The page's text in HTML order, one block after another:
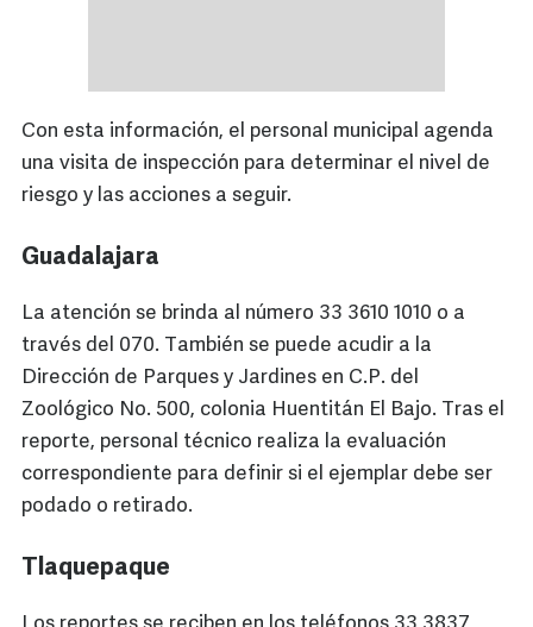
Con esta información, el personal municipal agenda
una visita de inspección para determinar el nivel de
riesgo y las acciones a seguir.
Guadalajara
La atención se brinda al número 33 3610 1010 o a
través del 070. También se puede acudir a la
Dirección de Parques y Jardines en C.P. del
Zoológico No. 500, colonia Huentitán El Bajo. Tras el
reporte, personal técnico realiza la evaluación
correspondiente para definir si el ejemplar debe ser
podado o retirado.
Tlaquepaque